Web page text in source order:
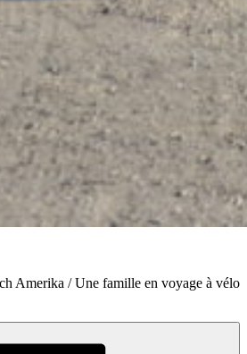
Amerika / Une famille en voyage à vélo